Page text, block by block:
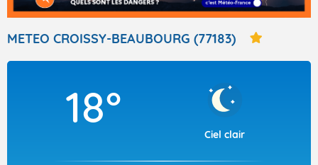
TOUS LES RÉSULTATS
Articles
METEO CROISSY-BEAUBOURG (77183)
18°
Ciel clair